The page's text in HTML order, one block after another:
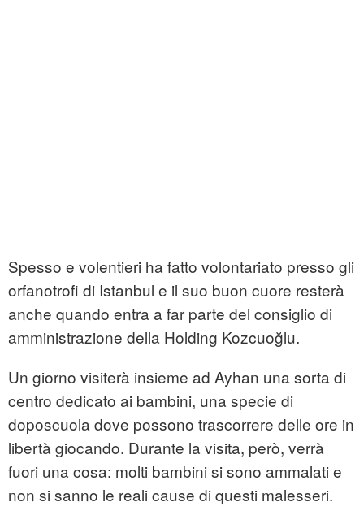
Spesso e volentieri ha fatto volontariato presso gli
orfanotrofi di Istanbul e il suo buon cuore resterà
anche quando entra a far parte del consiglio di
amministrazione della Holding Kozcuoğlu.
Un giorno visiterà insieme ad Ayhan una sorta di
centro dedicato ai bambini, una specie di
doposcuola dove possono trascorrere delle ore in
libertà giocando. Durante la visita, però, verrà
fuori una cosa: molti bambini si sono ammalati e
non si sanno le reali cause di questi malesseri.